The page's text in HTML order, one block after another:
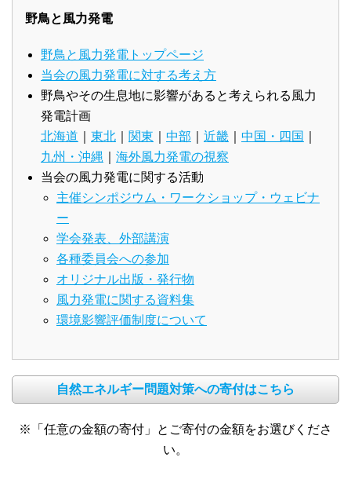
野鳥と風力発電
野鳥と風力発電トップページ
当会の風力発電に対する考え方
野鳥やその生息地に影響があると考えられる風力
発電計画
北海道
東北 関東 中部 近畿 中国・四国
九州・沖縄
海外風力発電の視察
当会の風力発電に関する活動
主催シンポジウム・ワークショップ・ウェビナ
ー
学会発表、外部講演
各種委員会への参加
オリジナル出版・発行物
風力発電に関する資料集
環境影響評価制度について
自然エネルギー問題対策への寄付はこちら
※「任意の金額の寄付」とご寄付の金額をお選びくださ
い。